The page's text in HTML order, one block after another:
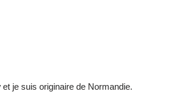
et je suis originaire de Normandie.